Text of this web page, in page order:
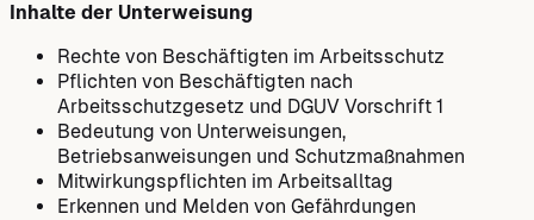
Inhalte der Unterweisung
Rechte von Beschäftigten im Arbeitsschutz
Pflichten von Beschäftigten nach
Arbeitsschutzgesetz und DGUV Vorschrift 1
Bedeutung von Unterweisungen,
Betriebsanweisungen und Schutzmaßnahmen
Mitwirkungspflichten im Arbeitsalltag
Erkennen und Melden von Gefährdungen